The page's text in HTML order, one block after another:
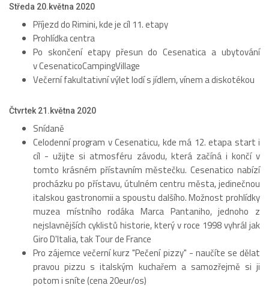
Středa 20.května 2020
Příjezd do Rimini, kde je cíl 11. etapy
Prohlídka centra
Po skončení etapy přesun do Cesenatica a ubytování
v CesenaticoCampingVillage
Večerní fakultativní výlet lodí s jídlem, vínem a diskotékou
Čtvrtek 21.května 2020
Snídaně
Celodenní program v Cesenaticu, kde má 12. etapa start i
cíl - užijte si atmosféru závodu, která začíná i končí v
tomto krásném přístavním městečku. Cesenatico nabízí
procházku po přístavu, útulném centru města, jedinečnou
italskou gastronomii a spoustu dalšího. Možnost prohlídky
muzea místního rodáka Marca Pantaniho, jednoho z
nejslavnějších cyklistů historie, který v roce 1998 vyhrál jak
Giro D'Italia, tak Tour de France
Pro zájemce večerní kurz "Pečení pizzy" - naučíte se dělat
pravou pizzu s italským kuchařem a samozřejmě si ji
potom i sníte (cena 20eur/os)